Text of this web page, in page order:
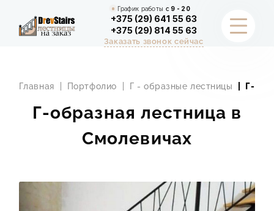
График работы с 9 - 20
+375 (29) 641 55 63
+375 (29) 814 55 63
Заказать звонок сейчас
УСЛУГИ
ОТДЕЛКА ЛЕСТНИЦЫ
Главная Портфолио Г - образные лестницы Г-
Г-образная лестница в
Смолевичах